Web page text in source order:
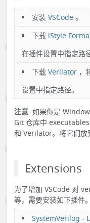
安装 VSCode 。
下载 iStyle
在插件设置中指定路径
下载 Verilator ，
设置中指定路径。
注意: 如果你是
Git 仓库中
和 Verilator。将它们放
Extensions
为了增加 VSCode 对
等，需要安装如下插件。
SystemVerilog -